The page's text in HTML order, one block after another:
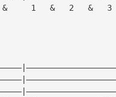
1   &   2   &   3